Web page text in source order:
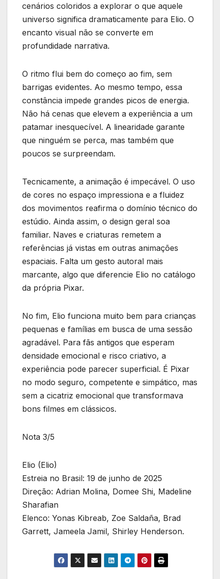
cenários coloridos a explorar o que aquele
universo significa dramaticamente para Elio. O
encanto visual não se converte em
profundidade narrativa.
O ritmo flui bem do começo ao fim, sem
barrigas evidentes. Ao mesmo tempo, essa
constância impede grandes picos de energia.
Não há cenas que elevem a experiência a um
patamar inesquecível. A linearidade garante
que ninguém se perca, mas também que
poucos se surpreendam.
Tecnicamente, a animação é impecável. O uso
de cores no espaço impressiona e a fluidez
dos movimentos reafirma o domínio técnico do
estúdio. Ainda assim, o design geral soa
familiar. Naves e criaturas remetem a
referências já vistas em outras animações
espaciais. Falta um gesto autoral mais
marcante, algo que diferencie Elio no catálogo
da própria Pixar.
No fim, Elio funciona muito bem para crianças
pequenas e famílias em busca de uma sessão
agradável. Para fãs antigos que esperam
densidade emocional e risco criativo, a
experiência pode parecer superficial. É Pixar
no modo seguro, competente e simpático, mas
sem a cicatriz emocional que transformava
bons filmes em clássicos.
Nota 3/5
Elio (Elio)
Estreia no Brasil: 19 de junho de 2025
Direção: Adrian Molina, Domee Shi, Madeline
Sharafian
Elenco: Yonas Kibreab, Zoe Saldaña, Brad
Garrett, Jameela Jamil, Shirley Henderson.